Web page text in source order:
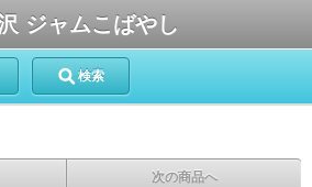
ジャムこばやし
検索
次の商品へ